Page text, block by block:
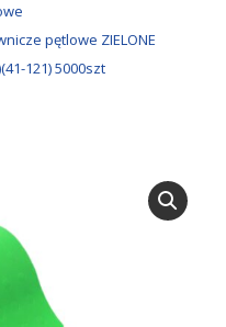
pętlowe ZIELONE
121) 5000szt